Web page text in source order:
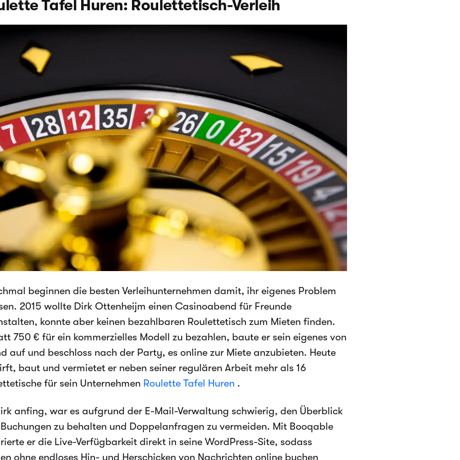
Tafel Huren: Roulettetisch-Verleih
beginnen die besten Verleihunternehmen damit, ihr eigenes Problem
2015 wollte Dirk Ottenheijm einen Casinoabend für Freunde
konnte aber keinen bezahlbaren Roulettetisch zum Mieten finden.
750 € für ein kommerzielles Modell zu bezahlen, baute er sein eigenes von
auf und beschloss nach der Party, es online zur Miete anzubieten. Heute
baut und vermietet er neben seiner regulären Arbeit mehr als 16
für sein Unternehmen Roulette Tafel Huren .
anfing, war es aufgrund der E-Mail-Verwaltung schwierig, den Überblick
zu behalten und Doppelanfragen zu vermeiden. Mit Booqable
er die Live-Verfügbarkeit direkt in seine WordPress-Site, sodass
ohne endloses Hin- und Herschicken von Nachrichten online buchen